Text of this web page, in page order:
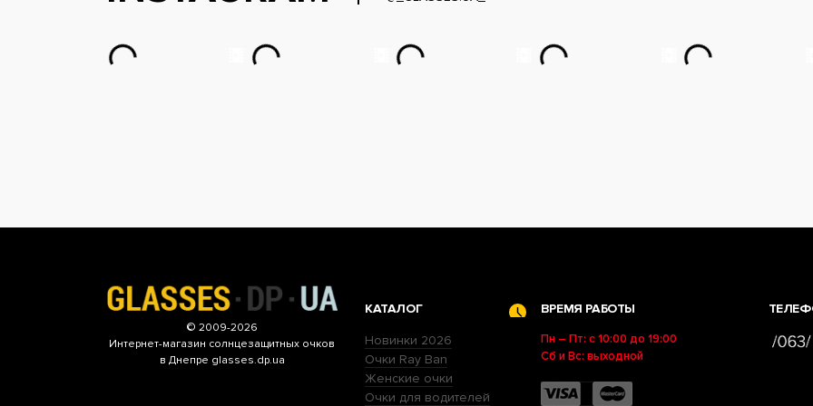
© 2009-2026
Интернет-магазин солнцезащитных очков
в Днепре glasses.dp.ua
КАТАЛОГ
Новинки 2026
Очки Ray Ban
Женские очки
Очки для водителей
ВРЕМЯ РАБОТЫ
Пн – Пт: с 10:00 до 19:00
Сб и Вс: выходной